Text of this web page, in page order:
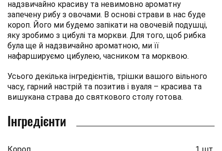
надзвичайно красиву та невимовно ароматну
запечену рибу з овочами. В основі страви в нас буде
короп. Його ми будемо запікати на овочевій подушці,
яку зробимо з цибулі та моркви. Для того, щоб рибка
була ще й надзвичайно ароматною, ми її
нафаршируємо цибулею, часником та морквою.
Усього декілька інгредієнтів, трішки вашого вільного
часу, гарний настрій та позитив і вуаля – красива та
вишукана страва до святкового столу готова.
Інгредієнти
Короп
1 шт.